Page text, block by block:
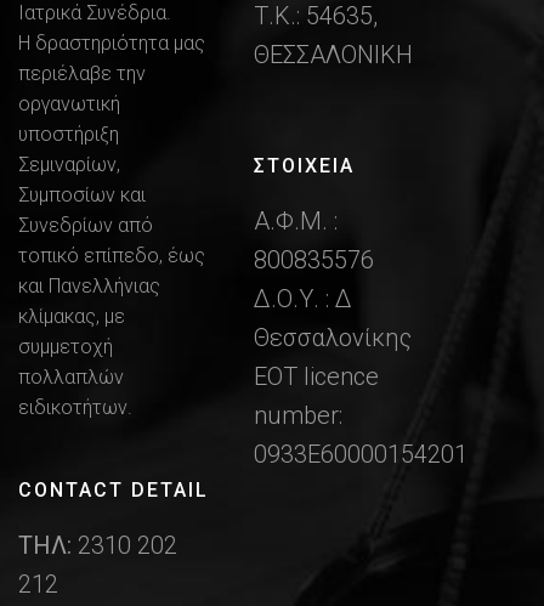
Ιατρικά Συνέδρια.
Η δραστηριότητα μας
περιέλαβε την
οργανωτική
υποστήριξη
Σεμιναρίων,
Συμποσίων και
Συνεδρίων από
τοπικό επίπεδο, έως
και Πανελλήνιας
κλίμακας, με
συμμετοχή
πολλαπλών
ειδικοτήτων.
CONTACT DETAIL
ΤΗΛ: 2310 202
212
Τ.Κ.: 54635,
ΘΕΣΣΑΛΟΝΙΚΗ
ΣΤΟΙΧΕΙΑ
Α.Φ.Μ. :
800835576
Δ.Ο.Υ. : Δ
Θεσσαλονίκης
ΕΟΤ licence
number:
0933Ε60000154201